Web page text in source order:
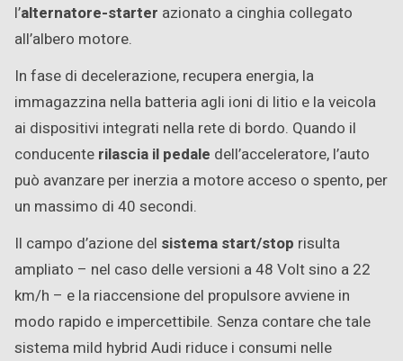
l’alternatore-starter azionato a cinghia collegato
all’albero motore.
In fase di decelerazione, recupera energia, la
immagazzina nella batteria agli ioni di litio e la veicola
ai dispositivi integrati nella rete di bordo. Quando il
conducente rilascia il pedale dell’acceleratore, l’auto
può avanzare per inerzia a motore acceso o spento, per
un massimo di 40 secondi.
Il campo d’azione del sistema start/stop risulta
ampliato – nel caso delle versioni a 48 Volt sino a 22
km/h – e la riaccensione del propulsore avviene in
modo rapido e impercettibile. Senza contare che tale
sistema mild hybrid Audi riduce i consumi nelle